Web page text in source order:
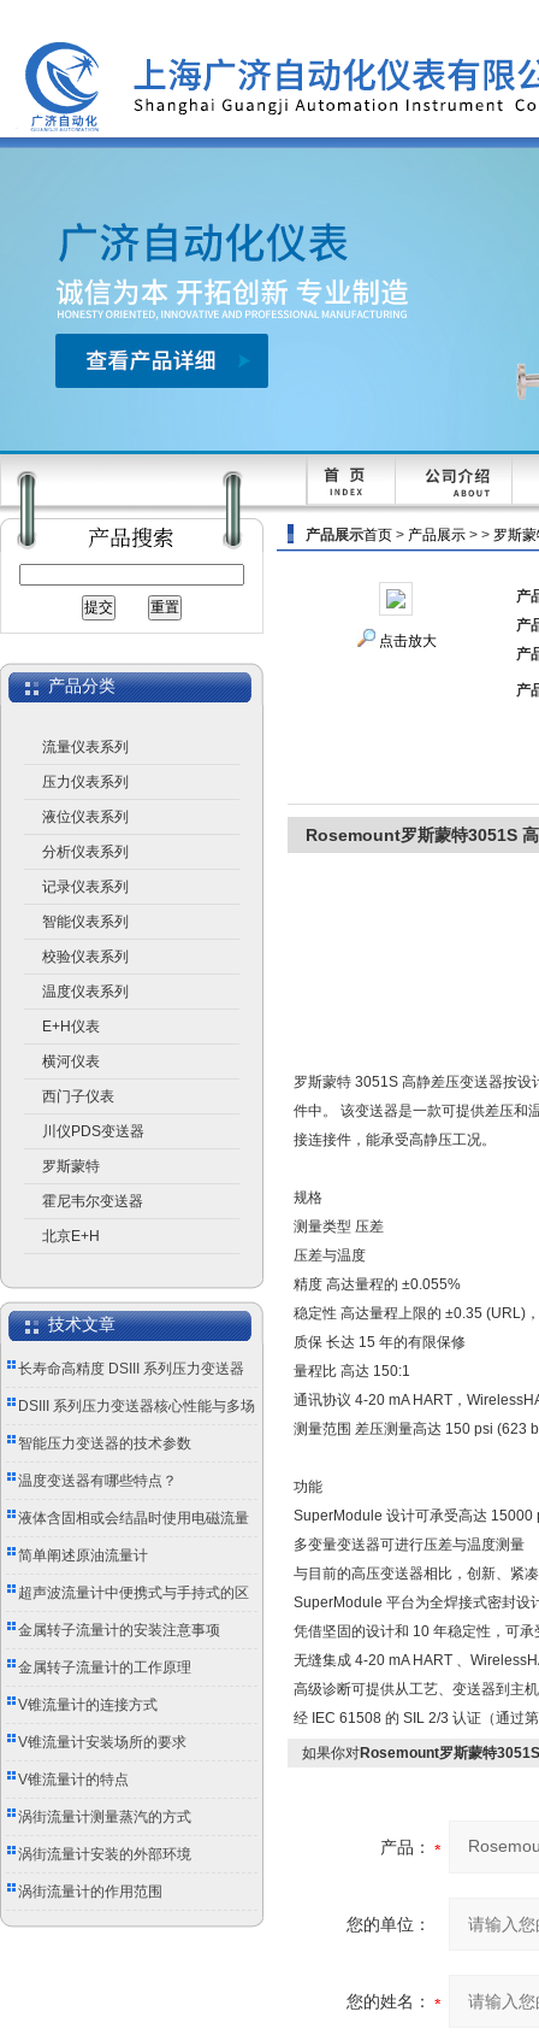
产品分类
流量仪表系列
压力仪表系列
液位仪表系列
分析仪表系列
记录仪表系列
智能仪表系列
校验仪表系列
温度仪表系列
E+H仪表
横河仪表
西门子仪表
川仪PDS变送器
罗斯蒙特
霍尼韦尔变送器
北京E+H
技术文章
长寿命高精度 DSIII 系列压力变送器
成工业测控优选
DSIII 系列压力变送器核心性能与多场
景应用实践
智能压力变送器的技术参数
温度变送器有哪些特点？
液体含固相或会结晶时使用电磁流量
计的注意事项
简单阐述原油流量计
超声波流量计中便携式与手持式的区
别
金属转子流量计的安装注意事项
金属转子流量计的工作原理
V锥流量计的连接方式
V锥流量计安装场所的要求
V锥流量计的特点
涡街流量计测量蒸汽的方式
涡街流量计安装的外部环境
涡街流量计的作用范围
产品展示首页 > 产品展示 > > 罗斯
点击放大
产
产
产
产
Rosemount罗斯蒙特3051S
罗斯蒙特 3051S 高静差压变送器按
件中。 该变送器是一款可提供差压和
接连接件，能承受高静压工况。
规格
测量类型 压差
压差与温度
精度 高达量程的 ±0.055%
稳定性 高达量程上限的 ±0.35 (URL)
质保 长达 15 年的有限保修
量程比 高达 150:1
通讯协议 4-20 mA HART，
测量范围 差压测量高达 150 psi (623
功能
SuperModule 设计可承受高达 15000
多变量变送器可进行压差与温度测量
与目前的高压变送器相比，创新、紧
SuperModule 平台为全焊接式密封设
凭借坚固的设计和 10 年稳定性，可
无缝集成 4-20 mA HART 、
高级诊断可提供从工艺、变送器到主
经 IEC 61508 的 SIL 2/3 认证（通过
如果你对Rosemount罗斯蒙特
产品：
您的单位：
您的姓名：